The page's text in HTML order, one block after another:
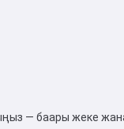
— баары жеке